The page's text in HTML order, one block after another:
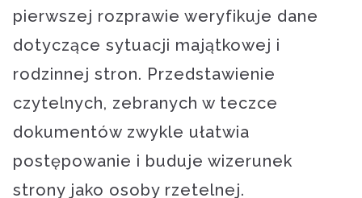
pierwszej rozprawie weryfikuje dane
dotyczące sytuacji majątkowej i
rodzinnej stron. Przedstawienie
czytelnych, zebranych w teczce
dokumentów zwykle ułatwia
postępowanie i buduje wizerunek
strony jako osoby rzetelnej.